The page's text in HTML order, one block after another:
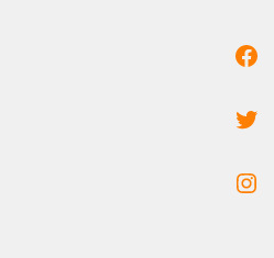
Facebook
Twitter
Instagram